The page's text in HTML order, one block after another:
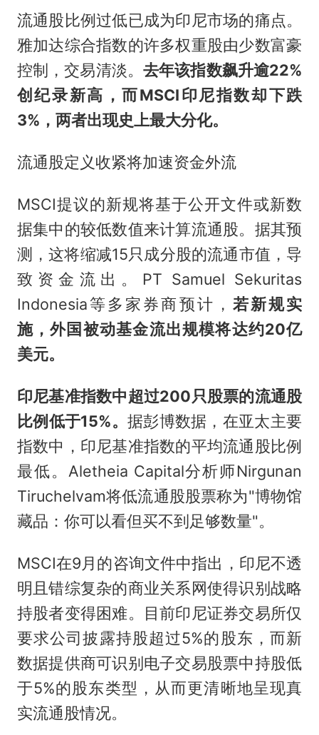
流通股比例过低已成为印尼市场的痛点。
雅加达综合指数的许多权重股由少数富豪
控制，交易清淡。 去年该指数飙升逾22%
创纪录新高，而MSCI印尼指数却下跌
3%，两者出现史上最大分化。
流通股定义收紧将加速资金外流
MSCI提议的新规将基于公开文件或新数
据集中的较低数值来计算流通股。据其预
测，这将缩减15只成分股的流通市值，导
致资金流出。PT Samuel Sekuritas
Indonesia等多家券商预计， 若新规实
施，外国被动基金流出规模将达约20亿
美元。
印尼基准指数中超过200只股票的流通股
比例低于15%。 据彭博数据，在亚太主要
指数中，印尼基准指数的平均流通股比例
最低。Aletheia Capital分析师Nirgunan
Tiruchelvam将低流通股股票称为"博物馆
藏品：你可以看但买不到足够数量"。
MSCI在9月的咨询文件中指出，印尼不透
明且错综复杂的商业关系网使得识别战略
持股者变得困难。目前印尼证券交易所仅
要求公司披露持股超过5%的股东，而新
数据提供商可识别电子交易股票中持股低
于5%的股东类型，从而更清晰地呈现真
实流通股情况。